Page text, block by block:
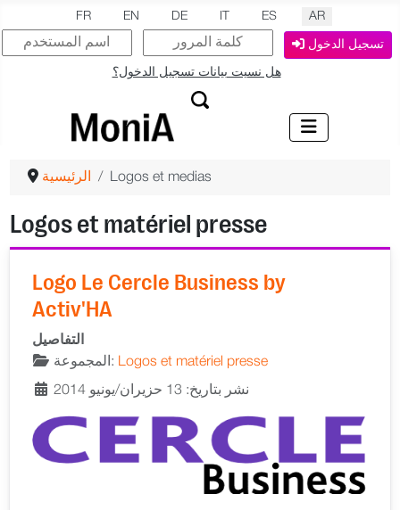
اختر لغتك
FR EN DE ES AR
تسجيل الدخول
هل نسيت بيانات تسجيل الدخول؟
الرئيسية Logos et medias
Logos et matériel presse
Logo Le Cercle Business by
Activ'HA
التفاصيل
المجموعة:
Logos et matériel presse
نشر بتاريخ: 13 حزيران/يونيو 2014